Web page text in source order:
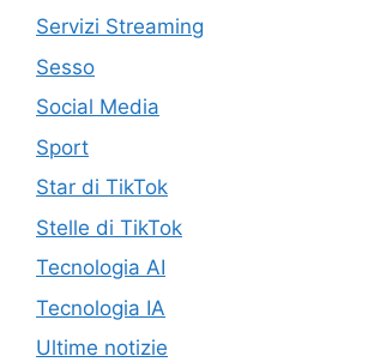
Servizi Streaming
Sesso
Social Media
Sport
Star di TikTok
Stelle di TikTok
Tecnologia AI
Tecnologia IA
Ultime notizie